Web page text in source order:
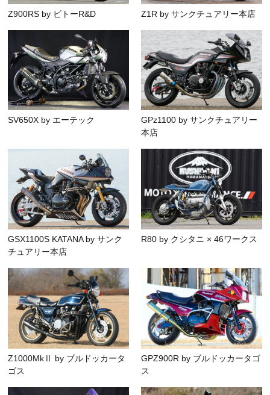
Z900RS by ビトーR&D Z1R by サンクチュアリー本店
SV650X by エーテック
GPz1100 by サンクチュアリー
本店
GSX1100S KATANA by サンク
チュアリー本店
R80 by クシタニ × 46ワークス
Z1000MkⅡ by ブルドッカータ
ゴス
GPZ900R by ブルドッカータゴ
ス